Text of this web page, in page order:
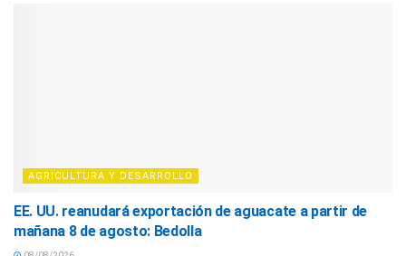
AGRICULTURA Y DESARROLLO
EE. UU. reanudará exportación de aguacate a partir de
mañana 8 de agosto: Bedolla